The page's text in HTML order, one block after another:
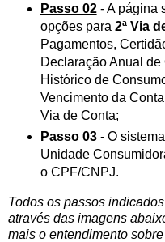
Passo 02- A página
opções para 2ª Via
Pagamentos,
Declaração Anual
Histórico de
Vencimento da
Via de Conta;
Passo 03- O
Unidade
o CPF/CNPJ.
Todos os passos
através das imagens
mais o entendimento